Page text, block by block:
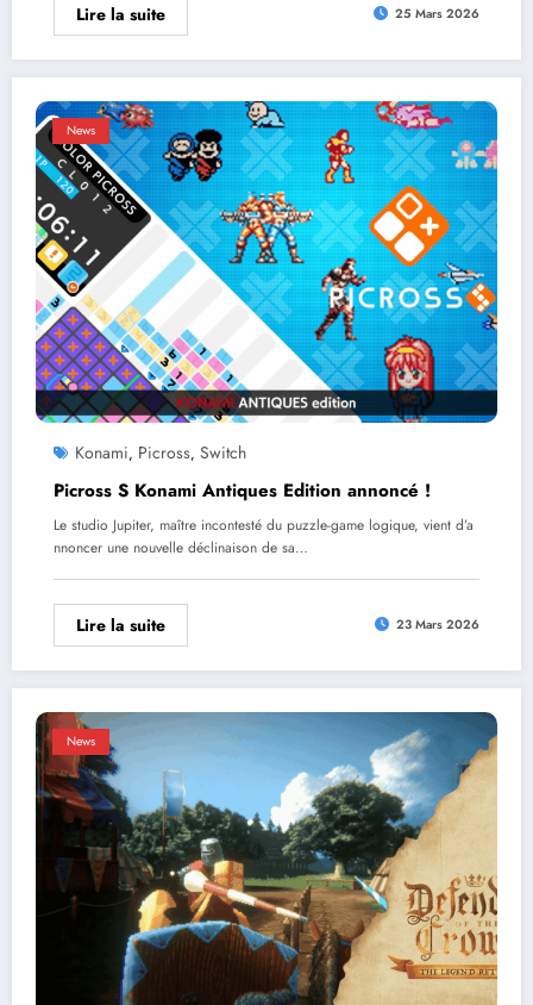
Lire la suite 25 Mars 2026
News
Konami, Picross, Switch
Picross S Konami Antiques Edition annoncé !
Le studio Jupiter, maître incontesté du puzzle-game logique, vient d’a
nnoncer une nouvelle déclinaison de sa…
Lire la suite 23 Mars 2026
News